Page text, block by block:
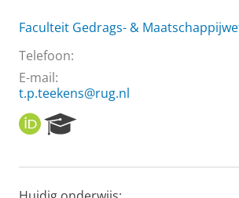
Faculteit Gedrags- &
Telefoon:
E-mail:
t.p.teekens@rug.nl
O
R
I
e